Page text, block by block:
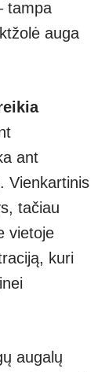
tampa
auga
ant
Vienkartinis
tačiau
vietoje
kuri
augalų